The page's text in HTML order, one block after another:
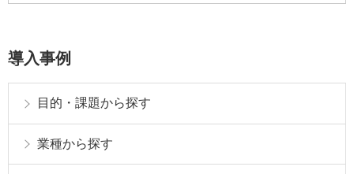
導入事例
目的・課題から探す
業種から探す